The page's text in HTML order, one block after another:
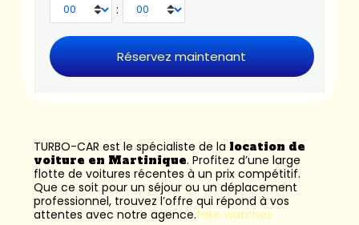
:
TURBO-CAR est le spécialiste de la location de
voiture en Martinique. Profitez d’une large
flotte de voitures récentes à un prix compétitif.
Que ce soit pour un séjour ou un déplacement
professionnel, trouvez l’offre qui répond à vos
attentes avec notre agence.fake watches